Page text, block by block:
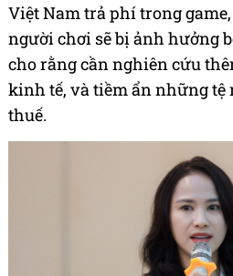
Việt Nam trả phí trong
người chơi sẽ bị ảnh hưởng
cho rằng cần nghiên cứu
kinh tế, và tiềm ẩn những tệ
thuế.